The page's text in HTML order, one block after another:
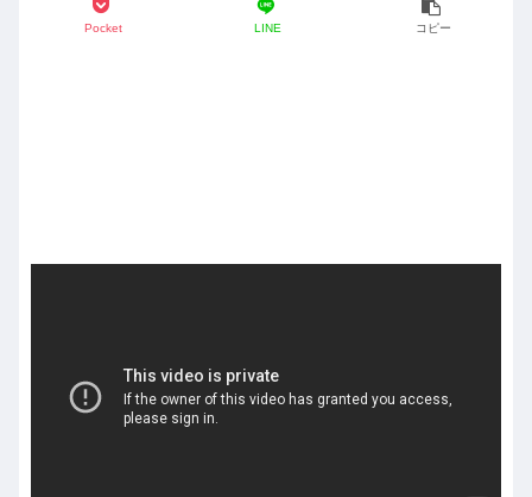
Pocket LINE コピー